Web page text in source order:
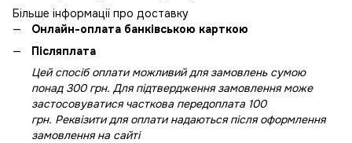
Більше інформації про доставку
Онлайн-оплата банківською карткою
Післяплата
Цей спосіб оплати можливий для замовлень сумою
понад 300 грн. Для підтвердження замовлення може
застосовуватися часткова передоплата 100
грн. Реквізити для оплати надаються після оформлення
замовлення на сайті